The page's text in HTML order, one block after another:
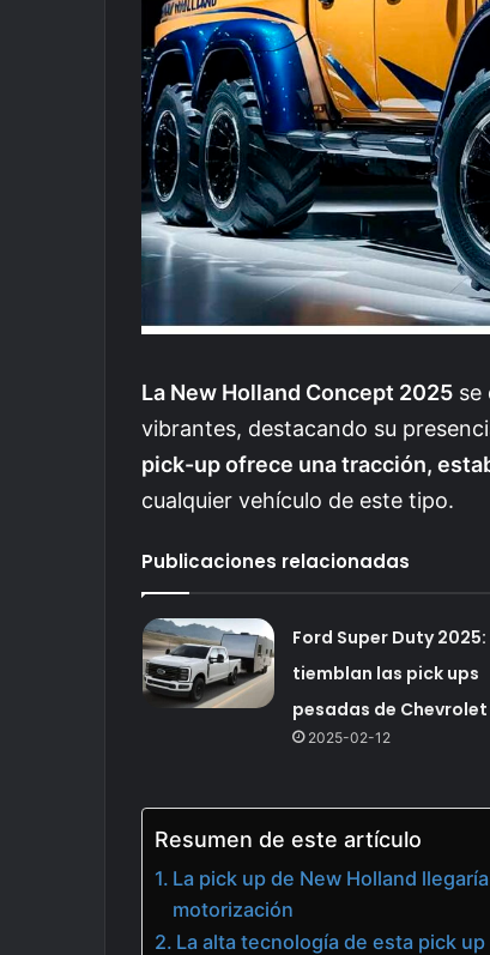
La New Holland Concept 2025 se
vibrantes, destacando su
pick-up ofrece una tracción,
cualquier vehículo de este tipo.
Publicaciones relacionadas
Ford Super Duty 2025:
tiemblan las pick ups
pesadas de Chevrolet
2025-02-12
Resumen de este artículo
La pick up de New Holland
motorización
La alta tecnología de esta pick